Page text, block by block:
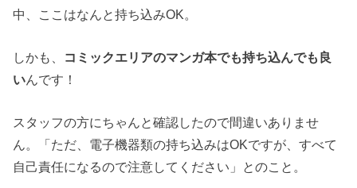
中、ここはなんと持ち込みOK。
しかも、 コミックエリアのマンガ本でも持ち込んでも良
いんです！
スタッフの方にちゃんと確認したので間違いありませ
ん。「ただ、電子機器類の持ち込みはOKですが、すべて
自己責任になるので注意してください」とのこと。